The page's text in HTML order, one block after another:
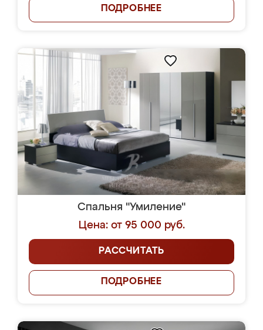
ПОДРОБНЕЕ
Спальня "Умиление"
Цена: от 95 000 руб.
РАССЧИТАТЬ
ПОДРОБНЕЕ